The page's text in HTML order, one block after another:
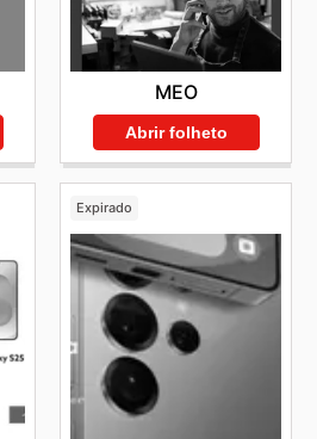
MEO
Abrir folheto
Expirado